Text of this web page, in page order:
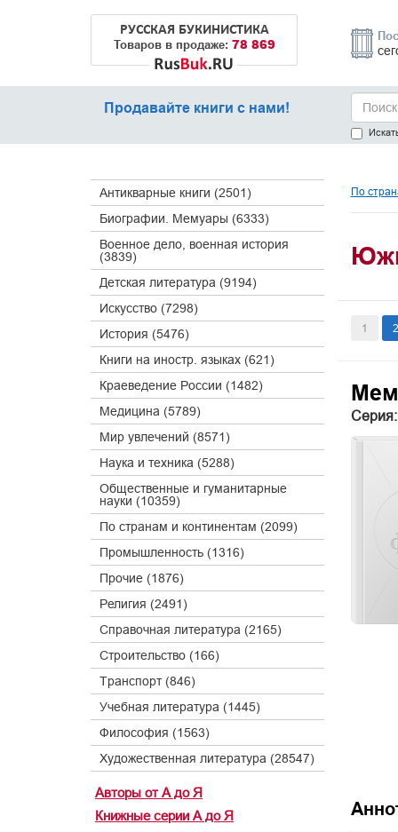
РУССКАЯ БУКИНИСТИКА
Товаров в продаже: 78 869
Продавайте книги с нами!
Антикварные книги (2501)
Биографии. Мемуары (6333)
Военное дело, военная история
(3839)
Детская литература (9194)
Искусство (7298)
История (5476)
Книги на иностр. языках (621)
Краеведение России (1482)
Медицина (5789)
Мир увлечений (8571)
Наука и техника (5288)
Общественные и гуманитарные
науки (10359)
По странам и континентам (2099)
Промышленность (1316)
Прочие (1876)
Религия (2491)
Справочная литература (2165)
Строительство (166)
Транспорт (846)
Учебная литература (1445)
Философия (1563)
Художественная литература (28547)
Авторы от А до Я
Книжные серии А до Я
По
1 2